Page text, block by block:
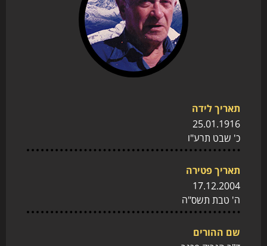
תאריך לידה
25.01.1916
כ' שבט תרע"ו
תאריך פטירה
17.12.2004
ה' טבת תשס"ה
שם ההורים